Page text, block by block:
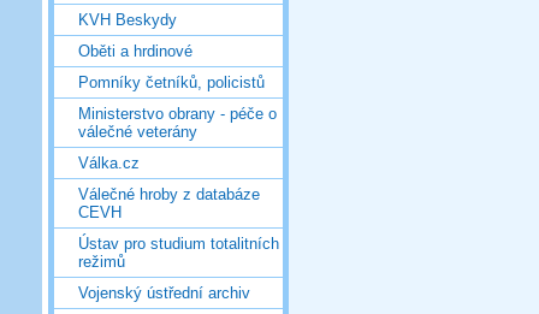
KVH Beskydy
Oběti a hrdinové
Pomníky četníků, policistů
Ministerstvo obrany - péče o
válečné veterány
Válka.cz
Válečné hroby z databáze
CEVH
Ústav pro studium totalitních
režimů
Vojenský ústřední archiv